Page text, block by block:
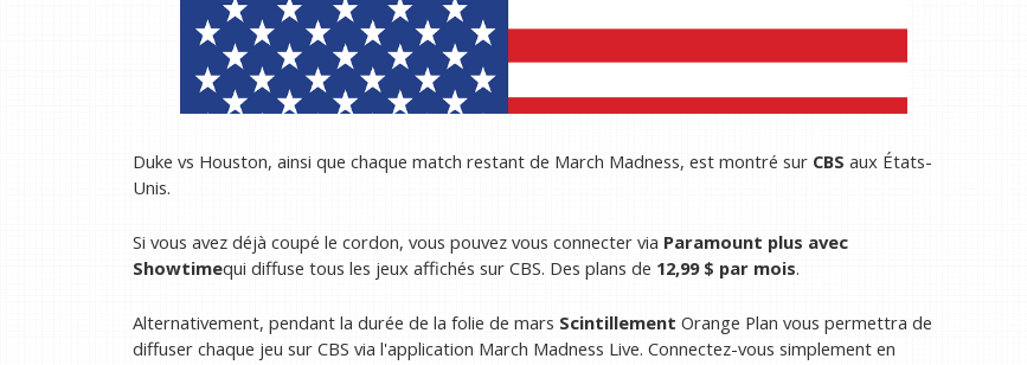
Duke vs Houston, ainsi que chaque match restant de March Madness, est montré sur CBS aux États-
Unis.
Si vous avez déjà coupé le cordon, vous pouvez vous connecter via Paramount plus avec
Showtimequi diffuse tous les jeux affichés sur CBS. Des plans de 12,99 $ par mois.
Alternativement, pendant la durée de la folie de mars Scintillement Orange Plan vous permettra de
diffuser chaque jeu sur CBS via l'application March Madness Live. Connectez-vous simplement en